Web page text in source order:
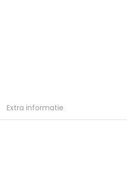
Extra informatie